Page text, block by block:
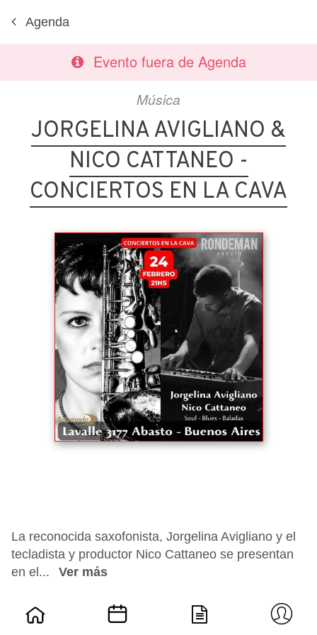
Agenda
Evento fuera de Agenda
Música
JORGELINA AVIGLIANO &
NICO CATTANEO -
CONCIERTOS EN LA CAVA
La reconocida saxofonista, Jorgelina Avigliano y el
tecladista y productor Nico Cattaneo se presentan
en el...
Ver más